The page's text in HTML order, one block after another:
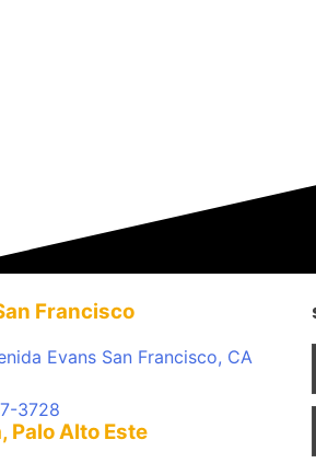
Francisco
Evans San Francisco, CA
3728
Palo Alto Este